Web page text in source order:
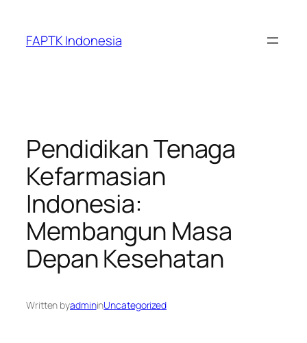
content
FAPTK Indonesia
Pendidikan Tenaga
Kefarmasian
Indonesia:
Membangun Masa
Depan Kesehatan
Written byadmininUncategorized